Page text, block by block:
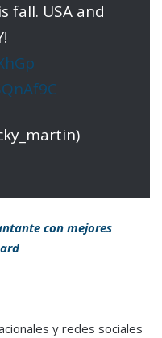
fall. USA and
con mejores
y redes sociales